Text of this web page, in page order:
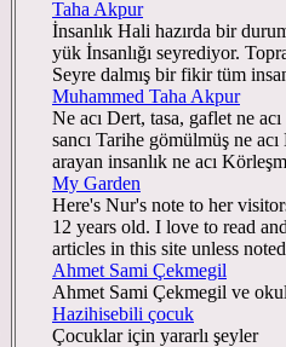
Taha Akpur
İnsanlık Hali hazırda bir
yük İnsanlığı seyrediyor.
Seyre dalmış bir fikir tüm
Muhammed Taha Akpur
Ne acı Dert, tasa, gaflet ne
sancı Tarihe gömülmüş ne
arayan insanlık ne acı
My Garden
Here's Nur's note to her
12 years old. I love to read
articles in this site unless
Ahmet Sami Çekmegil
Ahmet Sami Çekmegil ve
Hazihisebili çocuk
Çocuklar için yararlı şeyler